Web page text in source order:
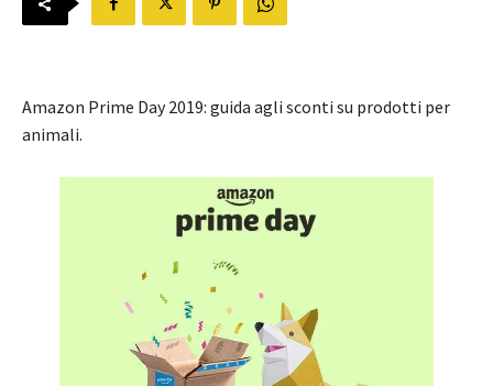
Amazon Prime Day 2019: guida agli sconti su prodotti per
animali.